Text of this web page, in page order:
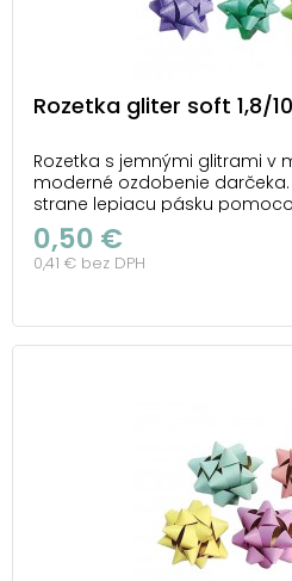
Rozetka gliter soft 1,8/
Rozetka s jemnými glitrami v
moderné ozdobenie
strane lepiacu pásku
krabičku alebo inak zabalený
Priemer: 100 mm Šírka stuhy:
biela, tmavo zelená, svetlo
0,50 €
0,41 € bez DPH